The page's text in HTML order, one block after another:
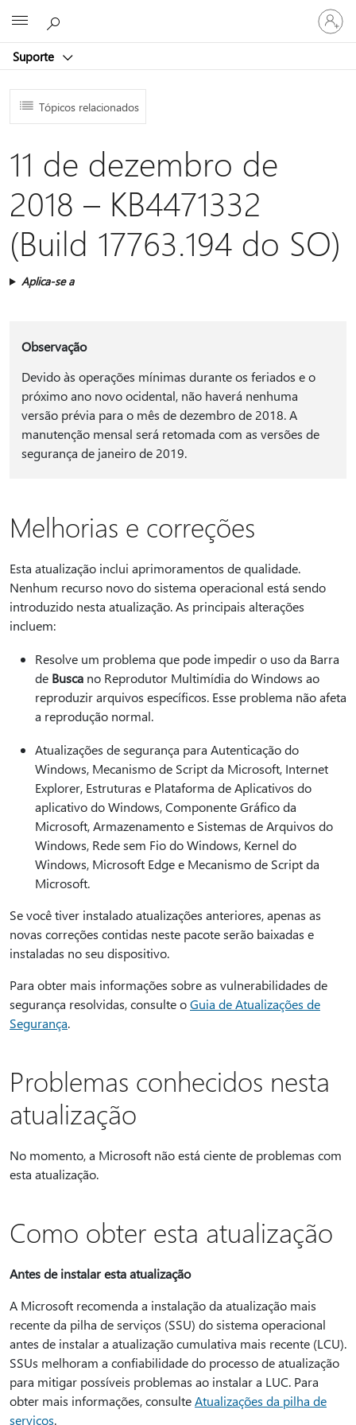
Suporte
Entre
em
sua
Tópicos relacionados
11 de dezembro de
2018 – KB4471332
(Build 17763.194 do SO)
Aplica-se a
Observação
Devido às operações mínimas durante os feriados e o
próximo ano novo ocidental, não haverá nenhuma
versão prévia para o mês de dezembro de 2018. A
manutenção mensal será retomada com as versões de
segurança de janeiro de 2019.
Melhorias e correções
Esta atualização inclui aprimoramentos de qualidade.
Nenhum recurso novo do sistema operacional está sendo
introduzido nesta atualização. As principais alterações
incluem:
Resolve um problema que pode impedir o uso da Barra
de Busca no Reprodutor Multimídia do Windows ao
reproduzir arquivos específicos. Esse problema não afeta
a reprodução normal.
Atualizações de segurança para Autenticação do
Windows, Mecanismo de Script da Microsoft, Internet
Explorer, Estruturas e Plataforma de Aplicativos do
aplicativo do Windows, Componente Gráfico da
Microsoft, Armazenamento e Sistemas de Arquivos do
Windows, Rede sem Fio do Windows, Kernel do
Windows, Microsoft Edge e Mecanismo de Script da
Microsoft.
Se você tiver instalado atualizações anteriores, apenas as
novas correções contidas neste pacote serão baixadas e
instaladas no seu dispositivo.
Para obter mais informações sobre as vulnerabilidades de
segurança resolvidas, consulte oGuia de Atualizações de
Segurança.
Problemas conhecidos nesta
atualização
No momento, a Microsoft não está ciente de problemas com
esta atualização.
Como obter esta atualização
Antes de instalar esta atualização
A Microsoft recomenda a instalação da atualização mais
recente da pilha de serviços (SSU) do sistema operacional
antes de instalar a atualização cumulativa mais recente (LCU).
SSUs melhoram a confiabilidade do processo de atualização
para mitigar possíveis problemas ao instalar a LUC. Para
obter mais informações, consulteAtualizações da pilha de
serviços.